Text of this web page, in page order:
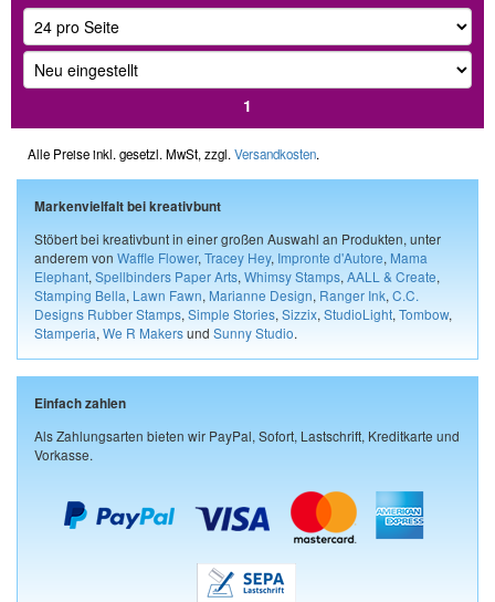
1
Alle Preise inkl. gesetzl. MwSt, zzgl. Versandkosten.
Markenvielfalt bei kreativbunt
Stöbert bei kreativbunt in einer großen Auswahl an Produkten, unter
anderem von Waffle Flower, Tracey Hey, Impronte d'Autore, Mama
Elephant, Spellbinders Paper Arts, Whimsy Stamps, AALL & Create,
Stamping Bella, Lawn Fawn, Marianne Design, Ranger Ink, C.C.
Designs Rubber Stamps, Simple Stories, Sizzix, StudioLight, Tombow,
Stamperia, We R Makersund Sunny Studio.
Einfach zahlen
Als Zahlungsarten bieten wir PayPal, Sofort, Lastschrift, Kreditkarte und
Vorkasse.